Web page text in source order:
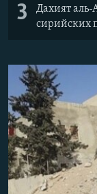
3
Дахият аль-
сирийских